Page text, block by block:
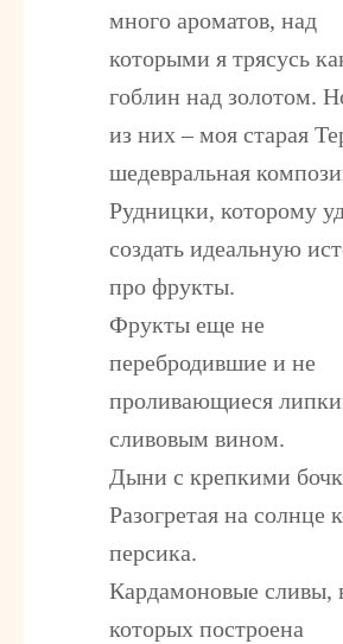
много ароматов, над
которыми я трясусь
гоблин над золотом.
из них – моя старая
шедевральная
Рудницки, которому
создать идеальную
про фрукты.
Фрукты еще не
перебродившие и не
проливающиеся
сливовым вином.
Дыни с крепкими
Разогретая на солнце
персика.
Кардамоновые сливы,
которых построена